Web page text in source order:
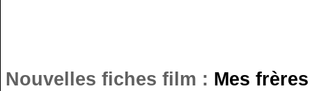
Nouvelles fiches film : Mes